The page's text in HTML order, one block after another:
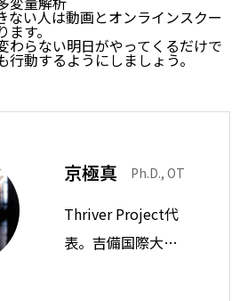
ない人は動画とオンラインスクー
ます。
わらない明日がやってくるだけで
行動するようにしましょう。
京極真 Ph.D., OT
Thriver Project代
表。吉備国際大学